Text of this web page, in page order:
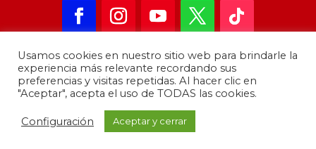
Copyright 2021 – informateAqui · Desarrollado por
GrupoMoba –644 80 80 44
Usamos cookies en nuestro sitio web para brindarle la
experiencia más relevante recordando sus
preferencias y visitas repetidas. Al hacer clic en
"Aceptar", acepta el uso de TODAS las cookies.
Configuración Aceptar y cerrar